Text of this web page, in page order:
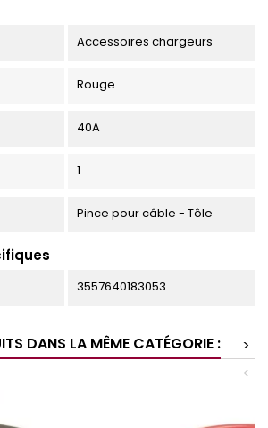
Accessoires chargeurs
Rouge
40A
1
Pince pour câble - Tôle
3557640183053
DANS LA MÊME CATÉGORIE :
>
<